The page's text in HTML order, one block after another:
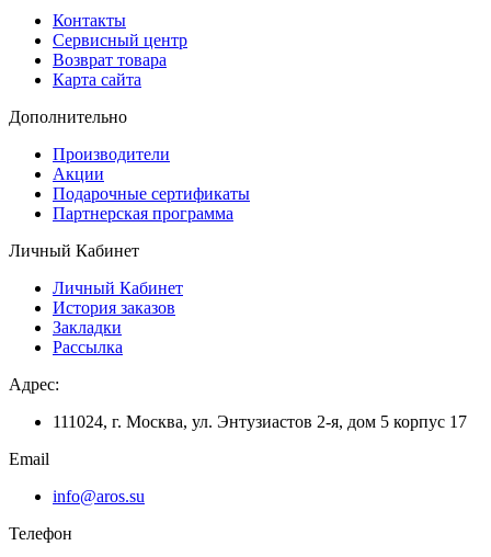
Контакты
Сервисный центр
Возврат товара
Карта сайта
Дополнительно
Производители
Акции
Подарочные сертификаты
Партнерская программа
Личный Кабинет
Личный Кабинет
История заказов
Закладки
Рассылка
Адрес:
111024, г. Москва, ул. Энтузиастов 2-я, дом 5 корпус 17
Email
info@aros.su
Телефон